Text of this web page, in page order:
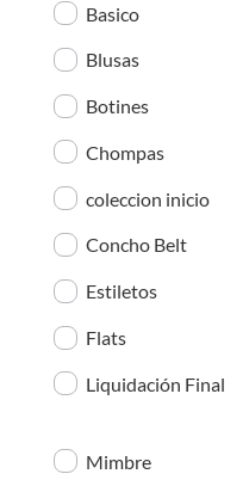
Basico
Blusas
Botines
Chompas
coleccion inicio
Concho Belt
Estiletos
Flats
Liquidación Final
Mimbre